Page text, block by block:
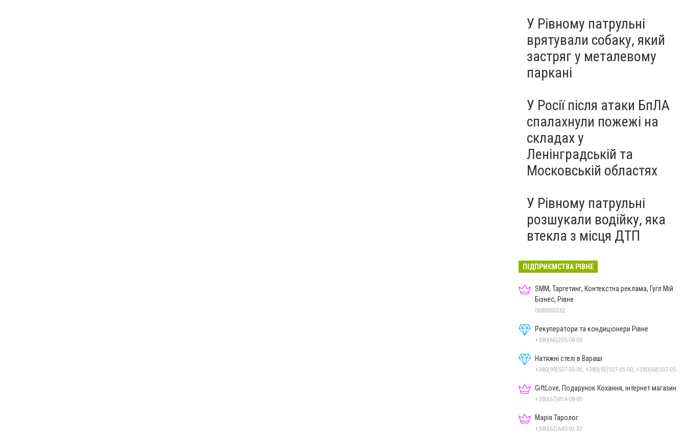
У Рівному патрульні
врятували собаку, який
застряг у металевому
паркані
У Росії після атаки БпЛА
спалахнули пожежі на
складах у
Ленінградській та
Московській областях
У Рівному патрульні
розшукали водійку, яка
втекла з місця ДТП
ПІДПРИЄМСТВА РІВНЕ
SMM, Таргетинг, Контекстна реклама, Гугл Мій
Бізнес, Рівне
0680000362
Рекуператори та кондиціонери Рівне
+380(66)205-08-03
Натяжні стелі в Вараші
+380(99)507-05-00, +380(93)507-05-00, +380(68)507-05-00
GiftLove, Подарунок Кохання, інтернет магазин
+380(67)814-08-00
Марія Таролог
+380(63)640-92-32